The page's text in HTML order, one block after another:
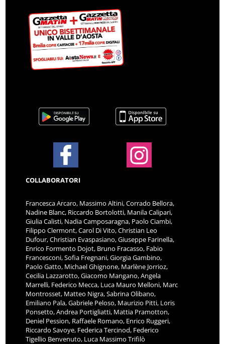
COLLABORATORI
Francesca Arcaro, Massimo Altini, Corrado Bellora,
Nadine Blanc, Riccardo Bortolotti, Manila Calipari,
Giulia Calisti, Nadia Camposaragna, Paolo Ciambi,
Filippo Clermont, Carol Di Vito, Christian Leo
Dufour, Christian Evaspasiano, Giuseppe Farinella,
Enrico Formento Dojot, Bruno Fracasso, Fabio
Francesconi, Sofia Fregnani, Giorgia Gambino,
Paolo Gatto, Michael Ghignone, Marlène Jorrioz,
Cecilia Lazzarotto, Giacomo Mangano, Angela
Marrelli, Federico Mecca, Luca Mauro Melloni, Marc
Montrosset, Matteo Nigra, Sabrina Olibano,
Emiliano Pala, Gabriele Peloso, Maurizio Pitti, Loris
Ponsetto, Andrea Portigliatti, Mattia Pramotton,
Deniel Pession, Raffaele Romano, Enrico Ruggeri,
Riccardo Savoye, Federica Tercinod, Federico
Tigellio Benvenuto, Luca Massimo Trifilò